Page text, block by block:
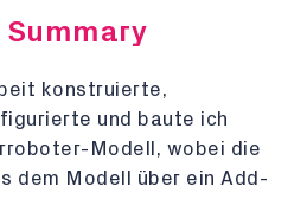
Summary
konstruierte,
und baute ich
Modell, wobei die
dem Modell über ein Add-